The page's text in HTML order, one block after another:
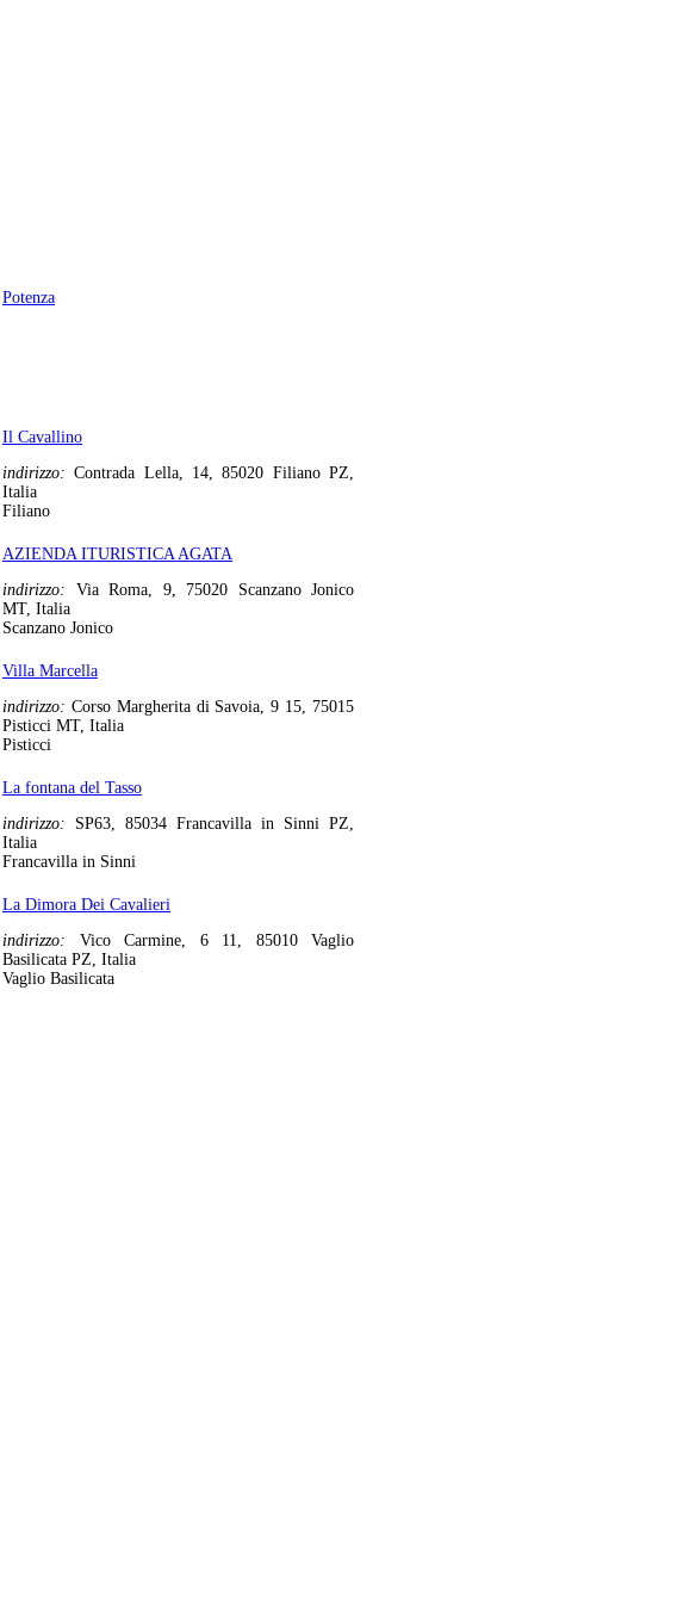
Potenza
Il Cavallino
indirizzo:Contrada Lella, 14, 85020 Filiano PZ,
Italia
Filiano
AZIENDA ITURISTICA AGATA
indirizzo: Via Roma, 9, 75020 Scanzano Jonico
MT, Italia
Scanzano Jonico
Villa Marcella
indirizzo: Corso Margherita di Savoia, 9 15, 75015
Pisticci MT, Italia
Pisticci
La fontana del Tasso
indirizzo: SP63, 85034 Francavilla in Sinni PZ,
Italia
Francavilla in Sinni
La Dimora Dei Cavalieri
indirizzo: Vico Carmine, 6 11, 85010 Vaglio
Basilicata PZ, Italia
Vaglio Basilicata